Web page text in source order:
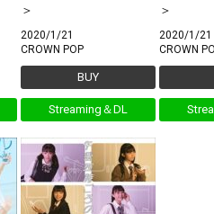
＞
2020/1/21
CROWN POP
BUY
Streaming＆DL
＞
2020/1/21
CROWN